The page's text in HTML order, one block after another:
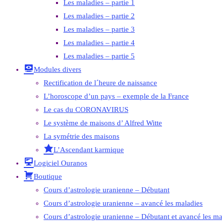
Les maladies – partie 1
Les maladies – partie 2
Les maladies – partie 3
Les maladies – partie 4
Les maladies – partie 5
Modules divers
Rectification de l´heure de naissance
L’horoscope d’un pays – exemple de la France
Le cas du CORONAVIRUS
Le système de maisons d’ Alfred Witte
La symétrie des maisons
L’Ascendant karmique
Logiciel Ouranos
Boutique
Cours d’astrologie uranienne – Débutant
Cours d’astrologie uranienne – avancé les maladies
Cours d’astrologie uranienne – Débutant et avancé les